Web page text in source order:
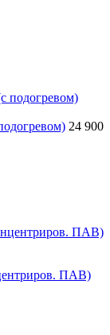
24 900
ПАВ)